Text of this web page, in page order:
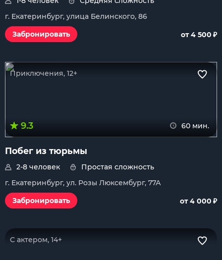
г. Екатеринбург, улица Белинского, 86
Забронировать
от 4 500 ₽
Приключения, 12+
9.3 60 мин.
Побег из тюрьмы
2-8 человек
Простая сложность
г. Екатеринбург, ул. Розы Люксембург, 77А
Забронировать
от 4 000 ₽
С актером, 14+